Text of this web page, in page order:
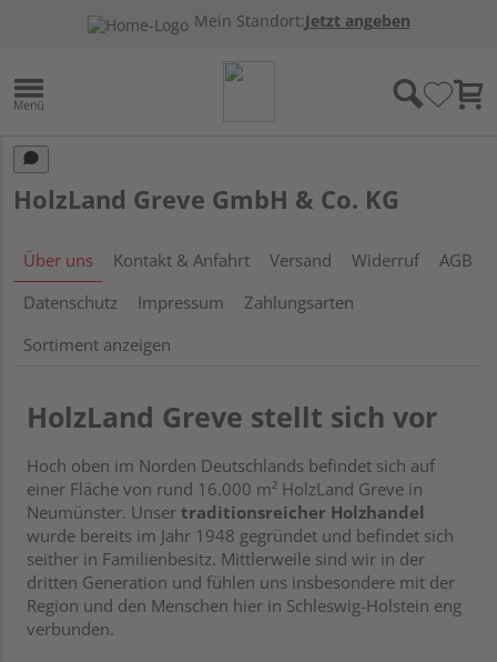
Mein Standort:Jetzt angeben
HolzLand Greve GmbH & Co. KG
Über uns Kontakt & Anfahrt Versand Widerruf
AGB
Datenschutz
Impressum
Zahlungsarten
Sortiment anzeigen
HolzLand Greve stellt sich vor
Hoch oben im Norden Deutschlands befindet sich auf
einer Fläche von rund 16.000 m² HolzLand Greve in
Neumünster. Unser traditionsreicher Holzhandel
wurde bereits im Jahr 1948 gegründet und befindet sich
seither in Familienbesitz. Mittlerweile sind wir in der
dritten Generation und fühlen uns insbesondere mit der
Region und den Menschen hier in Schleswig-Holstein eng
verbunden.